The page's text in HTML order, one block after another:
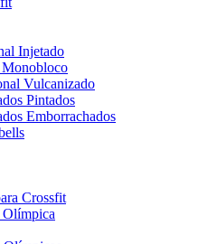
Injetado
Vulcanizado
Pintados
Emborrachados
Crossfit
Olímpica